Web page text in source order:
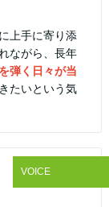
上手に寄り添
ながら、長年
弾く日々が当
たいという気
VOICE